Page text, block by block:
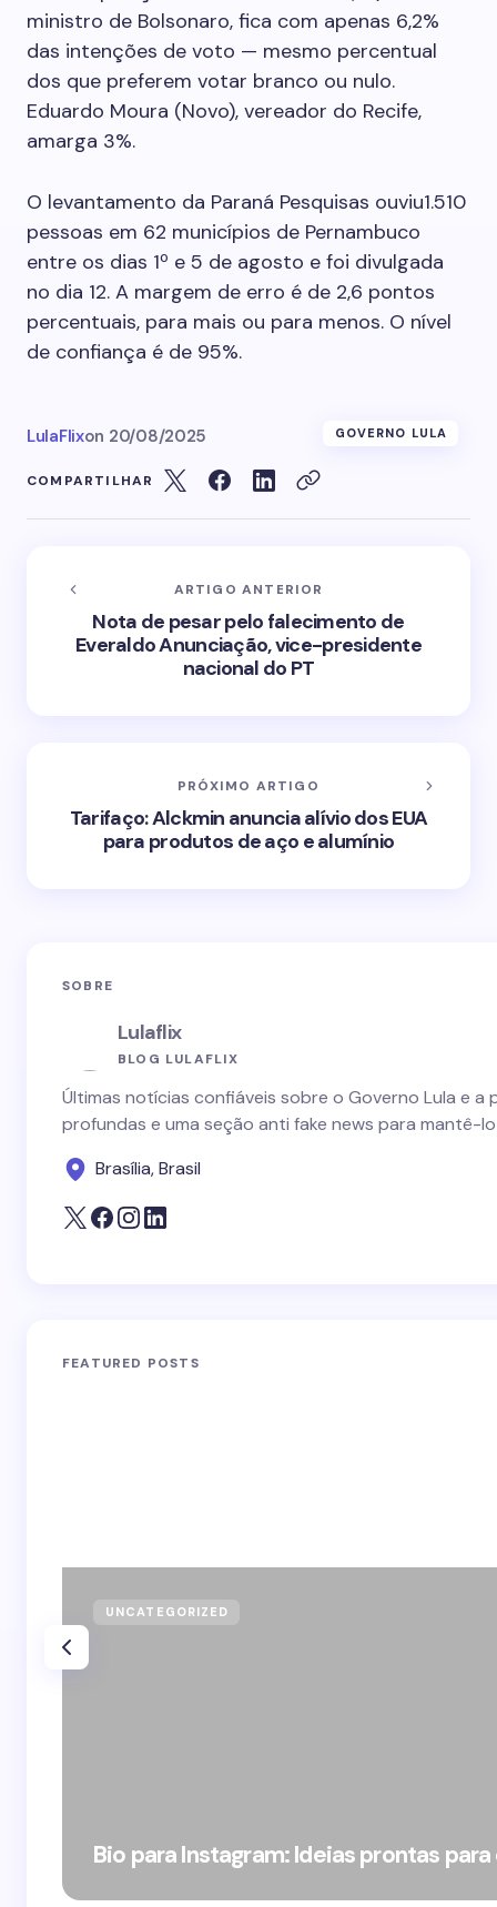
ministro de Bolsonaro, fica com apenas 6,2%
das intenções de voto — mesmo percentual
dos que preferem votar branco ou nulo.
Eduardo Moura (Novo), vereador do Recife,
amarga 3%.
O levantamento da Paraná Pesquisas ouviu1.510
pessoas em 62 municípios de Pernambuco
entre os dias 1º e 5 de agosto e foi divulgada
no dia 12. A margem de erro é de 2,6 pontos
percentuais, para mais ou para menos. O nível
de confiança é de 95%.
LulaFlixon 20/08/2025 GOVERNO LULA
COMPARTILHAR
ARTIGO ANTERIOR
Nota de pesar pelo falecimento de
Everaldo Anunciação, vice-presidente
nacional do PT
PRÓXIMO ARTIGO
Tarifaço: Alckmin anuncia alívio dos EUA
para produtos de aço e alumínio
SOBRE
Lulaflix
BLOG LULAFLIX
Últimas notícias confiáveis sobre o Governo Lula e
profundas e uma seção anti fake news para mantê-
Brasília, Brasil
FEATURED POSTS
UNCATEGORIZED
Bio para Instagram: Ideias prontas